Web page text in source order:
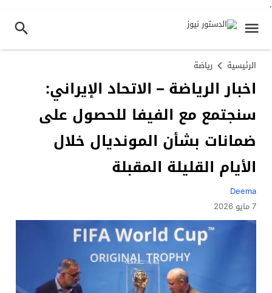
.
الرئيسية رياضة
اخبار الرياضة – الاتحاد الإيراني:
سنجتمع مع الفيفا للحصول على
ضمانات بشأن المونديال خلال
الأيام القليلة المقبلة
Deema
7 مايو 2026